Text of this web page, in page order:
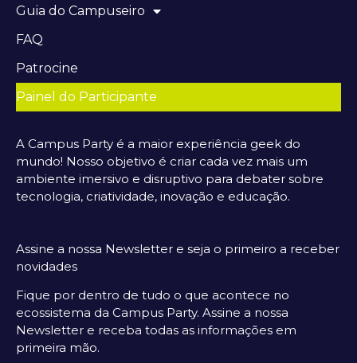
Guia do Campuseiro
FAQ
Patrocine
Painel do Participante
A Campus Party é a maior experiência geek do
mundo! Nosso objetivo é criar cada vez mais um
ambiente imersivo e disruptivo para debater sobre
tecnologia, criatividade, inovação e educação.
Assine a nossa Newsletter e seja o primeiro a receber
novidades
Fique por dentro de tudo o que acontece no
ecossistema da Campus Party. Assine a nossa
Newsletter e receba todas as informações em
primeira mão.